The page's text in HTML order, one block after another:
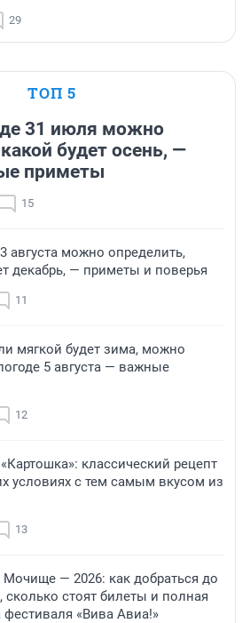
29
ТОП 5
31 июля можно
будет осень, —
приметы
15
августа можно определить,
декабрь, — приметы и поверья
11
мягкой будет зима, можно
5 августа — важные
12
классический рецепт
условиях с тем самым вкусом из
13
— 2026: как добраться до
сколько стоят билеты и полная
фестиваля «Вива Авиа!»